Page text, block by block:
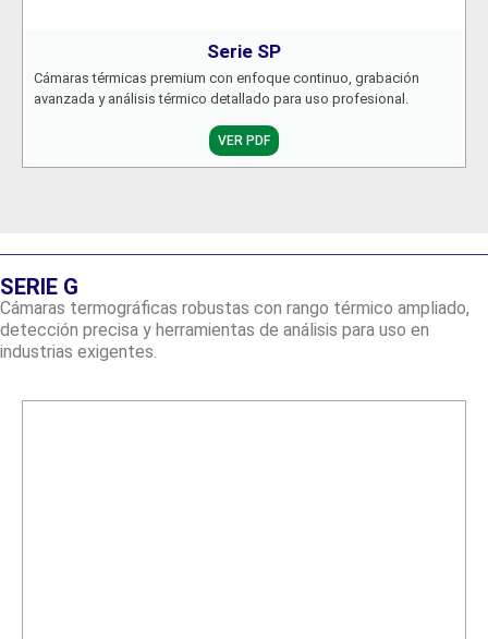
Serie SP
Cámaras térmicas premium con enfoque continuo, grabación
avanzada y análisis térmico detallado para uso profesional.
VER PDF
SERIE G
Cámaras termográficas robustas con rango térmico ampliado,
detección precisa y herramientas de análisis para uso en
industrias exigentes.